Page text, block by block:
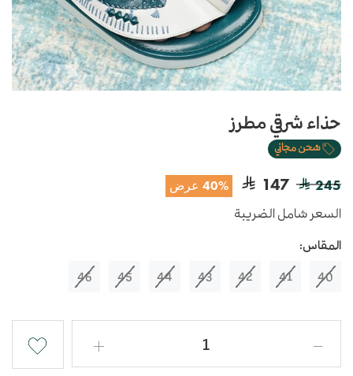
حذاء شرقي مطرز
شحن مجاني
245
147 40% عرض
السعر شامل الضريبة
المقاس:
40
41
42
43
44
45
46